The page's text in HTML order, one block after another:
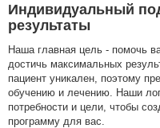
Индивидуальный
результаты
Наша главная цель - помочь
достичь максимальных
пациент уникален, поэтому
обучению и лечению. Наши
потребности и цели, чтобы
программу для вас.